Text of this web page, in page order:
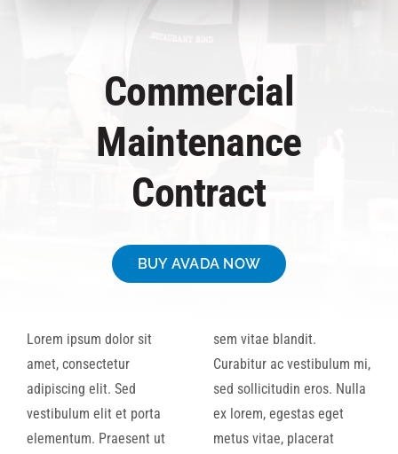
CAREERS
CONTACT
Commercial
Maintenance
Contract
BUY AVADA NOW
Lorem ipsum dolor sit
amet, consectetur
adipiscing elit. Sed
vestibulum elit et porta
elementum. Praesent ut
sem vitae blandit.
Curabitur ac vestibulum mi,
sed sollicitudin eros. Nulla
ex lorem, egestas eget
metus vitae, placerat